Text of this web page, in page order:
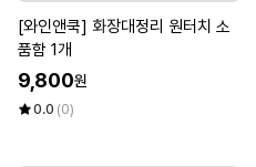
[와인앤쿡] 화장대정리 원터치 소
품함 1개
9,800원
0.0 (0)